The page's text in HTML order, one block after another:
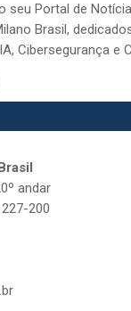
seu Portal de
Brasil,
Cibersegurança e
andar
200